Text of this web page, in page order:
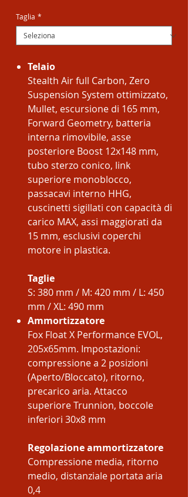
Taglia *
Telaio
Stealth Air full Carbon, Zero
Suspension System ottimizzato,
Mullet, escursione di 165 mm,
Forward Geometry, batteria
interna rimovibile, asse
posteriore Boost 12x148 mm,
tubo sterzo conico, link
superiore monoblocco,
passacavi interno HHG,
cuscinetti sigillati con capacità di
carico MAX, assi maggiorati da
15 mm, esclusivi coperchi
motore in plastica.
Taglie
S: 380 mm / M: 420 mm / L: 450
mm / XL: 490 mm
Ammortizzatore
Fox Float X Performance EVOL,
205x65mm. Impostazioni:
compressione a 2 posizioni
(Aperto/Bloccato), ritorno,
precarico aria. Attacco
superiore Trunnion, boccole
inferiori 30x8 mm
Regolazione ammortizzatore
Compressione media, ritorno
medio, distanziale portata aria
0,4